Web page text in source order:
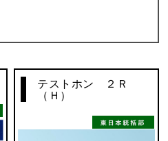
テストホン ２Ｒ
（Ｈ）